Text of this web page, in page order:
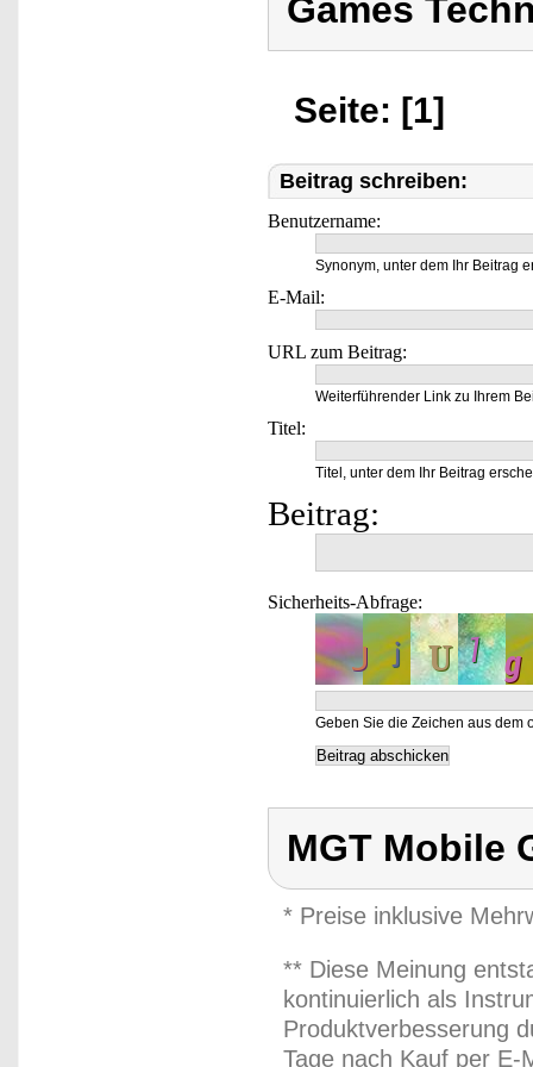
Games
Seite: [1]
Beitrag schreiben:
Benutzername:
Synonym, unter dem Ihr Beitrag
E-Mail:
URL zum Beitrag:
Weiterführender Link zu Ihrem
Titel:
Titel, unter dem Ihr Beitrag
Beitrag:
Sicherheits-Abfrage:
Geben Sie die Zeichen aus dem
MGT Mobile
* Preise inklusive
** Diese Meinung
kontinuierlich als
Produktverbesserung
Tage nach Kauf per E-